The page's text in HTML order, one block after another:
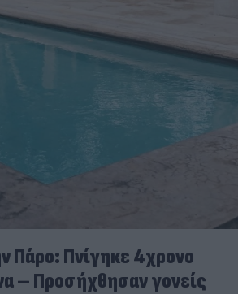
Πάρο: Πνίγηκε 4χρονο
– Προσήχθησαν γονείς